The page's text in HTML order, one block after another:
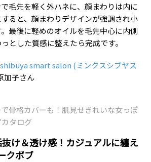
毛先を軽く外ハネに、顔まわりは内に
ると、顔まわりデザインが強調され小
最後に軽めのオイルを毛先中心に内側
とした質感に整えたら完成です。
smart salon (ミンクスシブヤス
加子さん
骨格カバーも！肌見せきれいな女っぽ
タログ
抜け＆透け感！カジュアルに纏え
クボブ